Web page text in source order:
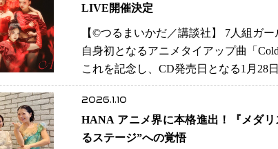
LIVE開催決定
【©️つるまいかだ／講談社】 7人組ガ
自身初となるアニメタイアップ曲「
これを記念し、CD発売日となる1月28
2026.1.10
HANA アニメ界に本格進出！『メダ
るステージ”への覚悟